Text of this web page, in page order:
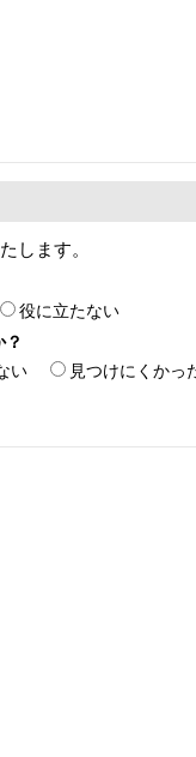
します。
役に立たない
い 見つけにくかっ